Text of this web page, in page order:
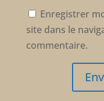
Enregistrer
site dans le
commentaire.